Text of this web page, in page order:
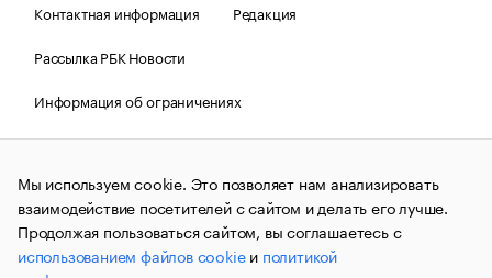
Контактная информация
Редакция
Рассылка РБК Новости
Информация об ограничениях
Правовая информация
О соблюдении авторских прав
© АО «РОСБИЗНЕСКОНСАЛТИНГ»,1995–2026.Сообщения
и материалы информационного агентства «РБК»
(зарегистрировано Федеральной службой по надзору в сфере
связи, информационных технологий и массовых
коммуникаций (Роскомнадзор) 09.12.2015 за номером ИА
№ФС77-63848) сопровождаются пометкой «РБК». Отдельные
Мы используем cookie. Это позволяет нам анализировать
взаимодействие посетителей с сайтом и делать его лучше.
Продолжая пользоваться сайтом, вы соглашаетесь с
использованием файлов cookieи политикой